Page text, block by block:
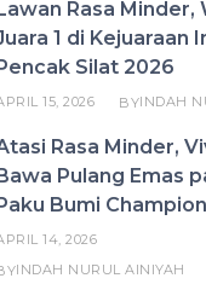
Rasa Minder,
1 di Kejuaraan
Silat 2026
15, 2026 BYINDAH
Rasa Minder,
Pulang Emas
Bumi
14, 2026
INDAH NURUL AINIYAH